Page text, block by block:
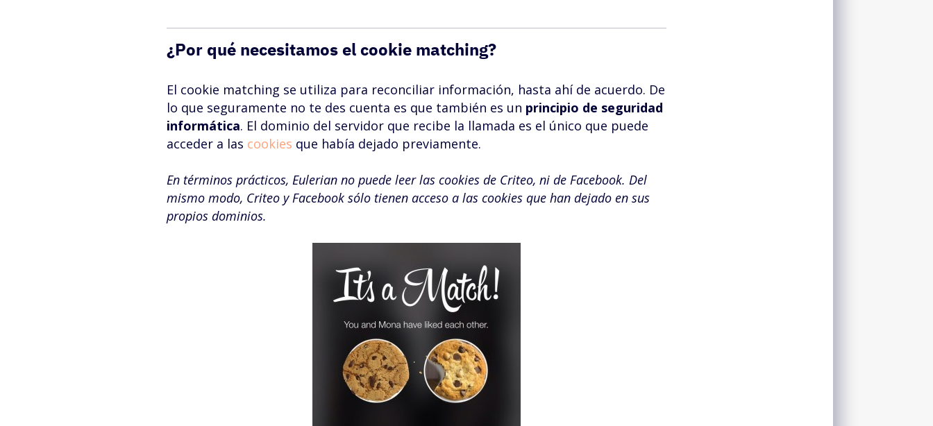
¿Por qué necesitamos el cookie matching?
El cookie matching se utiliza para reconciliar información, hasta ahí de acuerdo. De
lo que seguramente no te des cuenta es que también es un principio de seguridad
informática. El dominio del servidor que recibe la llamada es el único que puede
acceder a las cookies que había dejado previamente.
En términos prácticos, Eulerian no puede leer las cookies de Criteo, ni de Facebook. Del
mismo modo, Criteo y Facebook sólo tienen acceso a las cookies que han dejado en sus
propios dominios.